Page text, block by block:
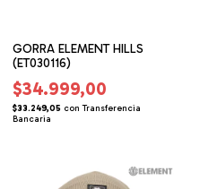
GORRA ELEMENT HILLS
(ET030116)
$34.999,00
$33.249,05 con Transferencia
Bancaria